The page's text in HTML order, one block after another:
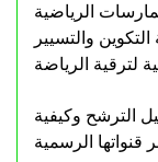
الرياضية
والتسيير
الترشح وكيفية